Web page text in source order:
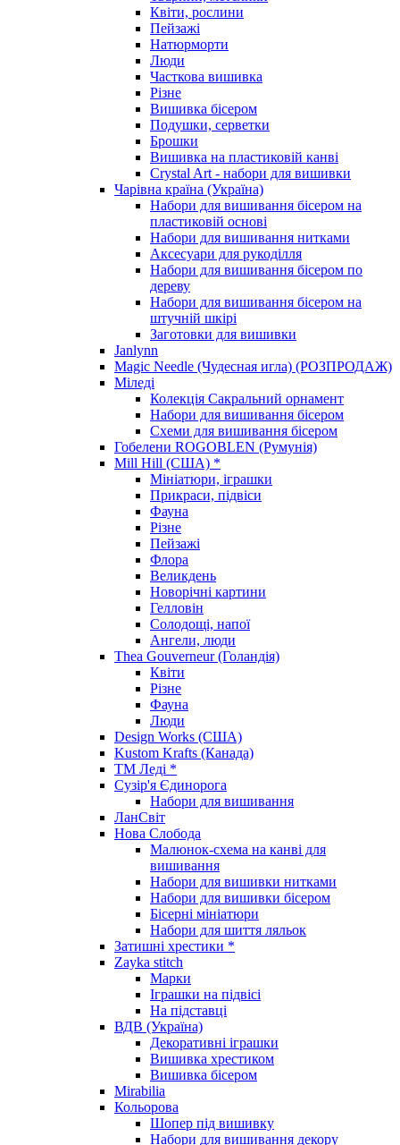
Квіти, рослини
Пейзажі
Натюрморти
Люди
Часткова вишивка
Різне
Вишивка бісером
Подушки, серветки
Брошки
Вишивка на пластиковій канві
Crystal Art - набори для вишивки
Чарівна країна (Україна)
Набори для вишивання бісером на
пластиковій основі
Набори для вишивання нитками
Аксесуари для рукоділля
Набори для вишивання бісером по
дереву
Набори для вишивання бісером на
штучній шкірі
Заготовки для вишивки
Janlynn
Magic Needle (Чудесная игла) (РОЗПРОДАЖ)
Міледі
Колекція Сакральний орнамент
Набори для вишивання бісером
Схеми для вишивання бісером
Гобелени ROGOBLEN (Румунія)
Mill Hill (США) *
Мініатюри, іграшки
Прикраси, підвіси
Фауна
Різне
Пейзажі
Флора
Великдень
Новорічні картини
Гелловін
Солодощі, напої
Ангели, люди
Thea Gouverneur (Голандія)
Квіти
Різне
Фауна
Люди
Design Works (США)
Kustom Krafts (Канада)
ТМ Леді *
Сузір'я Єдинорога
Набори для вишивання
ЛанСвіт
Нова Слобода
Малюнок-схема на канві для
вишивання
Набори для вишивки нитками
Набори для вишивки бісером
Бісерні мініатюри
Набори для шиття ляльок
Затишні хрестики *
Zayka stitch
Марки
Іграшки на підвісі
На підставці
ВДВ (Україна)
Декоративні іграшки
Вишивка хрестиком
Вишивка бісером
Mirabilia
Кольорова
Шопер під вишивку
Набори для вишивання декору